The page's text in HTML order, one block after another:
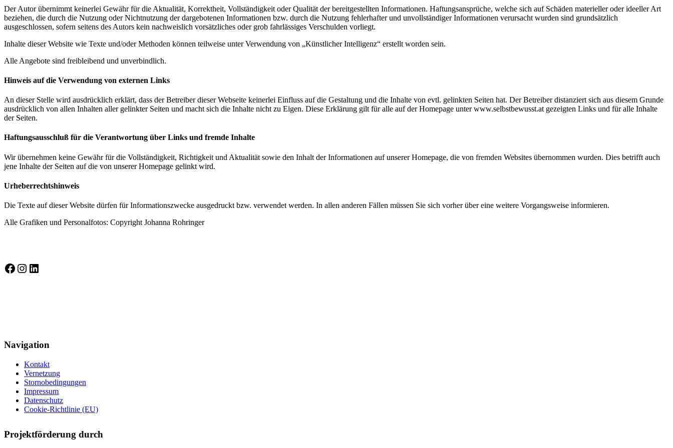
Der Autor übernimmt keinerlei Gewähr für die Aktualität, Korrektheit, Vollständigkeit oder Qualität der bereitgestellten Informationen. Haftungsansprüche, welche sich auf Schäden materieller oder ideeller Art
beziehen, die durch die Nutzung oder Nichtnutzung der dargebotenen Informationen bzw. durch die Nutzung fehlerhafter und unvollständiger Informationen verursacht wurden sind grundsätzlich
ausgeschlossen, sofern seitens des Autors kein nachweislich vorsätzliches oder grob fahrlässiges Verschulden vorliegt.
Inhalte dieser Website wie Texte und/oder Methoden können teilweise unter Verwendung von „Künstlicher Intelligenz“ erstellt worden sein.
Alle Angebote sind freibleibend und unverbindlich.
Hinweis auf die Verwendung von externen Links
An dieser Stelle wird ausdrücklich erklärt, dass der Betreiber dieser Webseite keinerlei Einfluss auf die Gestaltung und die Inhalte von evtl. gelinkten Seiten hat. Der Betreiber distanziert sich aus diesem Grunde
ausdrücklich von allen Inhalten aller gelinkter Seiten und macht sich die Inhalte nicht zu Eigen. Diese Erklärung gilt für alle auf der Homepage unter www.selbstbewusst.at gezeigten Links und für alle Inhalte
der Seiten.
Haftungsausschluß für die Verantwortung über Links und fremde Inhalte
Wir übernehmen keine Gewähr für die Vollständigkeit, Richtigkeit und Aktualität sowie den Inhalt der Informationen auf unserer Homepage, die von fremden Websites übernommen wurden. Dies betrifft auch
jene Inhalte der Seiten auf die von unserer Homepage gelinkt wird.
Urheberrechtshinweis
Die Texte auf dieser Website dürfen für Informationszwecke ausgedruckt bzw. verwendet werden. In allen anderen Fällen müssen Sie sich vorher über eine weitere Vorgangsweise informieren.
Alle Grafiken und Personalfotos: Copyright Johanna Rohringer
Selbstbewusst auf Facebook
Instagram
LinkedIn
Navigation
Kontakt
Vernetzung
Stornobedingungen
Impressum
Datenschutz
Cookie-Richtlinie (EU)
Projektförderung durch